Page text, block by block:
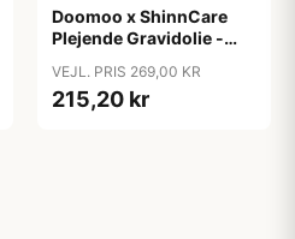
Doomoo x ShinnCare
Plejende Gravidolie -
VEJL. PRIS 269,00 KR
215,20 kr